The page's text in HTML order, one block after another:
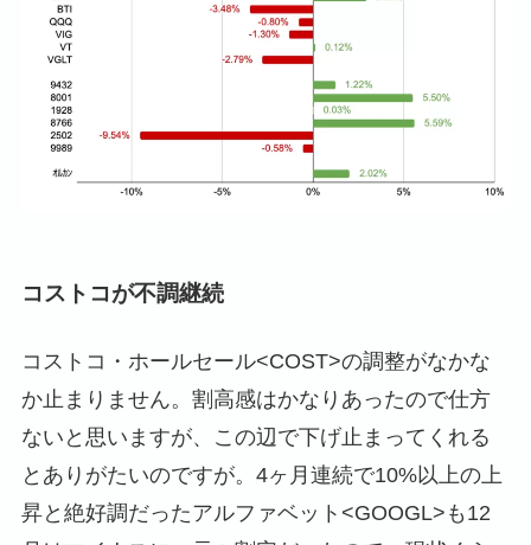
コストコが不調継続
コストコ・ホールセール<COST>の調整がなかな
か止まりません。割高感はかなりあったので仕方
ないと思いますが、この辺で下げ止まってくれる
とありがたいのですが。4ヶ月連続で10%以上の上
昇と絶好調だったアルファベット<GOOGL>も12